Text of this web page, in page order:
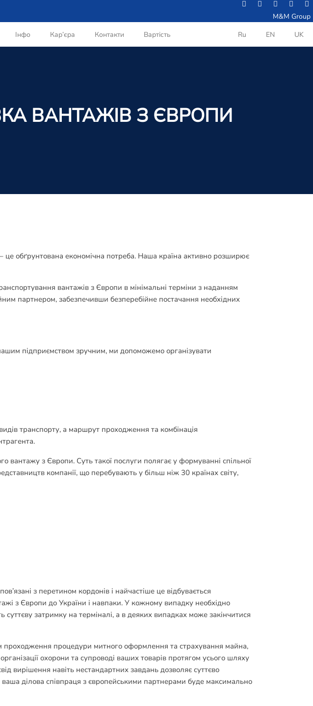
M&M Group
Інфо Кар’єра Контакти Вартість UK
EN
Ru
ВАНТАЖІВ З ЄВРОПИ
це обґрунтована економічна потреба. Наша країна активно розширює
вантажів з Європи в мінімальні терміни з наданням
партнером, забезпечивши безперебійне постачання необхідних
підприємством зручним, ми допоможемо організувати
транспорту, а маршрут проходження та комбінація
з Європи. Суть такої послуги полягає у формуванні спільної
компанії, що перебувають у більш ніж 30 країнах світу,
з перетином кордонів і найчастіше це відбувається
з Європи до України і навпаки. У кожному випадку необхідно
затримку на терміналі, а в деяких випадках може закінчитися
процедури митного оформлення та страхування майна,
охорони та супроводі ваших товарів протягом усього шляху
вирішення навіть нестандартних завдань дозволяє суттєво
ділова співпраця з європейськими партнерами буде максимально